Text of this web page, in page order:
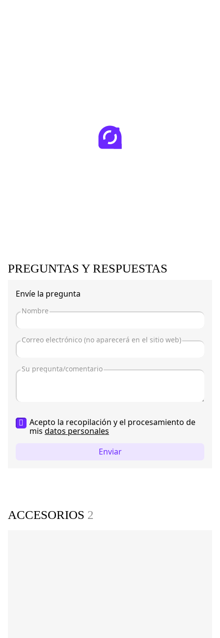
PREGUNTAS Y RESPUESTAS
Envíe la pregunta
Acepto la recopilación y el procesamiento de
mis datos personales
Enviar
ACCESORIOS 2